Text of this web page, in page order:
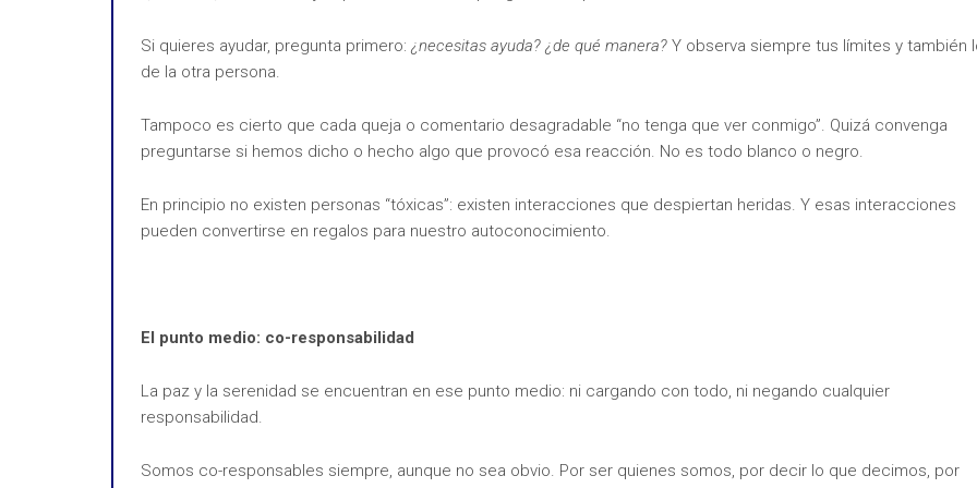
Si quieres ayudar, pregunta primero: ¿necesitas ayuda? ¿de qué manera? Y observa siempre tus límites y también
de la otra persona.
Tampoco es cierto que cada queja o comentario desagradable “no tenga que ver conmigo”. Quizá convenga
preguntarse si hemos dicho o hecho algo que provocó esa reacción. No es todo blanco o negro.
En principio no existen personas “tóxicas”: existen interacciones que despiertan heridas. Y esas interacciones
pueden convertirse en regalos para nuestro autoconocimiento.
El punto medio: co-responsabilidad
La paz y la serenidad se encuentran en ese punto medio: ni cargando con todo, ni negando cualquier
responsabilidad.
Somos co-responsables siempre, aunque no sea obvio. Por ser quienes somos, por decir lo que decimos, por